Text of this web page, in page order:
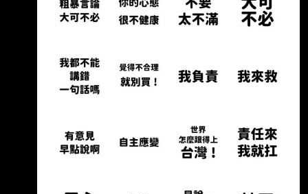
麼金句嗎？ --